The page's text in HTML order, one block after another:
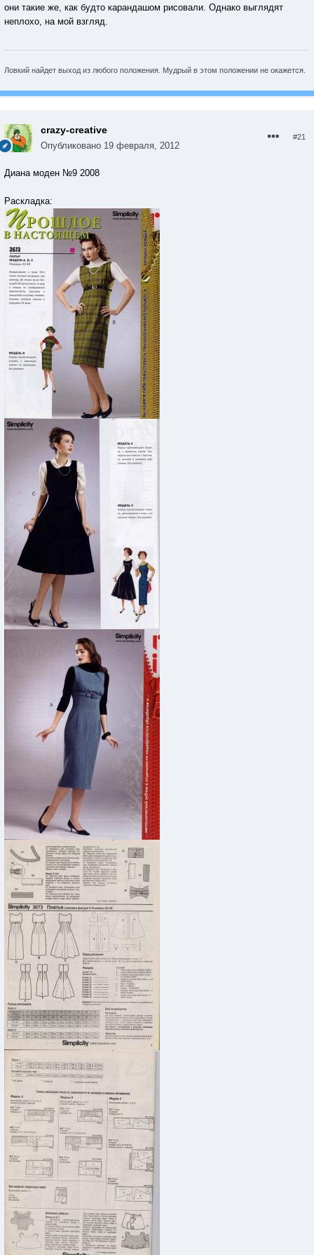
они такие же, как будто карандашом рисовали. Однако выглядят
неплохо, на мой взгляд.
Ловкий найдет выход из любого положения. Мудрый в этом положении не окажется.
crazy-creative
Опубликовано 19 февраля, 2012
#21
Диана моден №9 2008
Раскладка: